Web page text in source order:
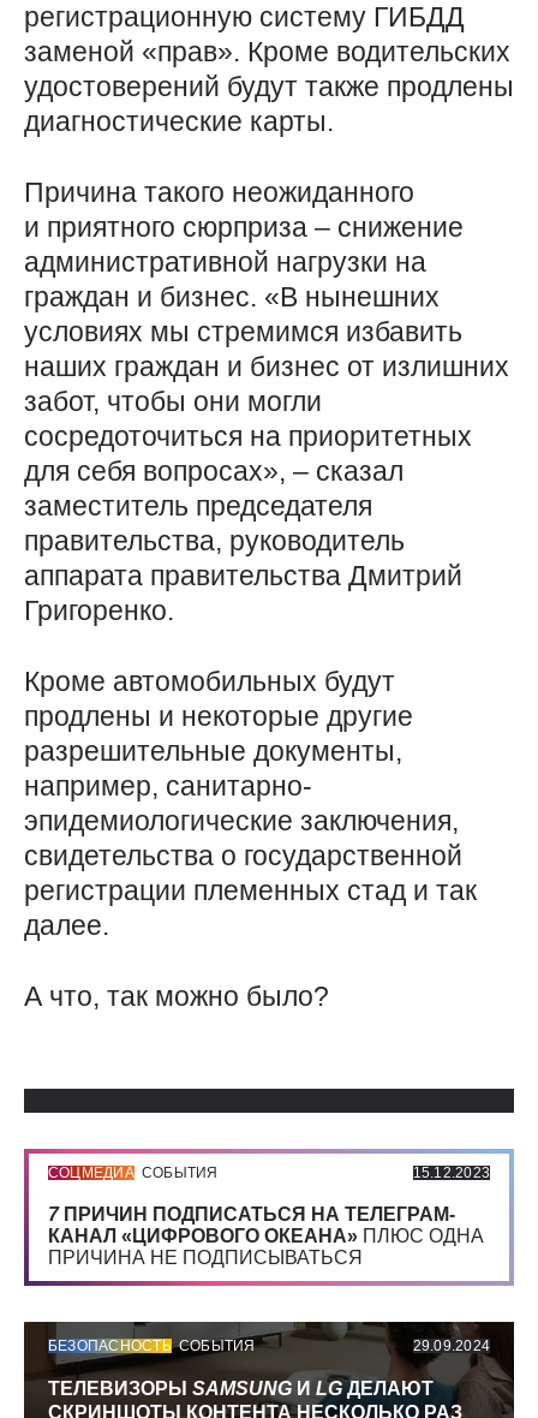
регистрационную систему ГИБДД
заменой «прав». Кроме водительских
удостоверений будут также продлены
диагностические карты.
Причина такого неожиданного
и приятного сюрприза – снижение
административной нагрузки на
граждан и бизнес. «В нынешних
условиях мы стремимся избавить
наших граждан и бизнес от излишних
забот, чтобы они могли
сосредоточиться на приоритетных
для себя вопросах», – сказал
заместитель председателя
правительства, руководитель
аппарата правительства Дмитрий
Григоренко.
Кроме автомобильных будут
продлены и некоторые другие
разрешительные документы,
например, санитарно-
эпидемиологические заключения,
свидетельства о государственной
регистрации племенных стад и так
далее.
А что, так можно было?
СОЦМЕДИА СОБЫТИЯ 15.12.2023
7 ПРИЧИН ПОДПИСАТЬСЯ НА ТЕЛЕГРАМ-
КАНАЛ «ЦИФРОВОГО ОКЕАНА» ПЛЮС ОДНА
ПРИЧИНА НЕ ПОДПИСЫВАТЬСЯ
БЕЗОПАСНОСТЬ СОБЫТИЯ 29.09.2024
ТЕЛЕВИЗОРЫ SAMSUNG И LGДЕЛАЮТ
СКРИНШОТЫ КОНТЕНТА НЕСКОЛЬКО РАЗ